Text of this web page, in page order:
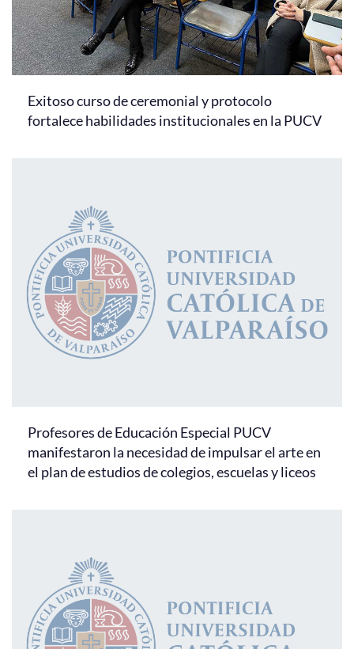
Exitoso curso de ceremonial y protocolo
fortalece habilidades institucionales en la PUCV
Profesores de Educación Especial PUCV
manifestaron la necesidad de impulsar el arte en
el plan de estudios de colegios, escuelas y liceos